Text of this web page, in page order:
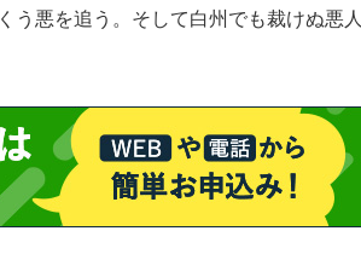
悪を追う。そして白州でも裁けぬ悪